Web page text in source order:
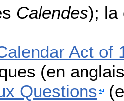
Calendes); la
Act of
(en
Questions